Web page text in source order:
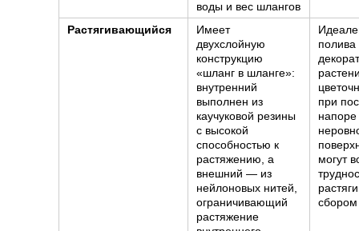
воды и вес шлангов
Растягивающийся
Имеет
двухслойную
конструкцию
«шланг в шланге»:
внутренний
выполнен из
каучуковой резины
с высокой
способностью к
растяжению, а
внешний — из
нейлоновых нитей,
ограничивающий
растяжение
полива
при
могут